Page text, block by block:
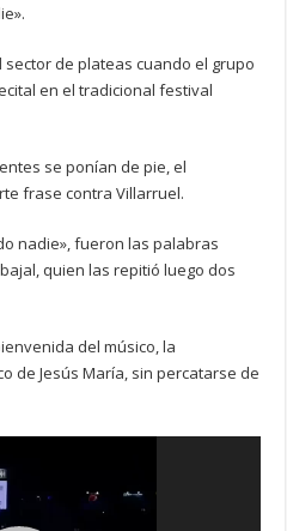
de plateas cuando el grupo
en el tradicional festival
se ponían de pie, el
frase contra Villarruel.
nadie», fueron las palabras
quien las repitió luego dos
del músico, la
de Jesús María, sin percatarse de